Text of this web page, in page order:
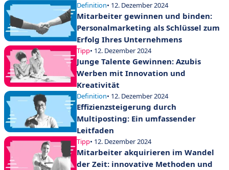
Definition• 12. Dezember 2024
Mitarbeiter gewinnen und binden:
Personalmarketing als Schlüssel zum
Erfolg Ihres Unternehmens
Tipp• 12. Dezember 2024
Junge Talente Gewinnen: Azubis
Werben mit Innovation und
Kreativität
Definition• 12. Dezember 2024
Effizienzsteigerung durch
Multiposting: Ein umfassender
Leitfaden
Tipp• 12. Dezember 2024
Mitarbeiter akquirieren im Wandel
der Zeit: innovative Methoden und